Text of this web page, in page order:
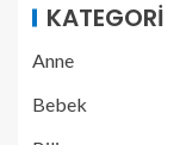
KATEGORI
Anne
Bebek